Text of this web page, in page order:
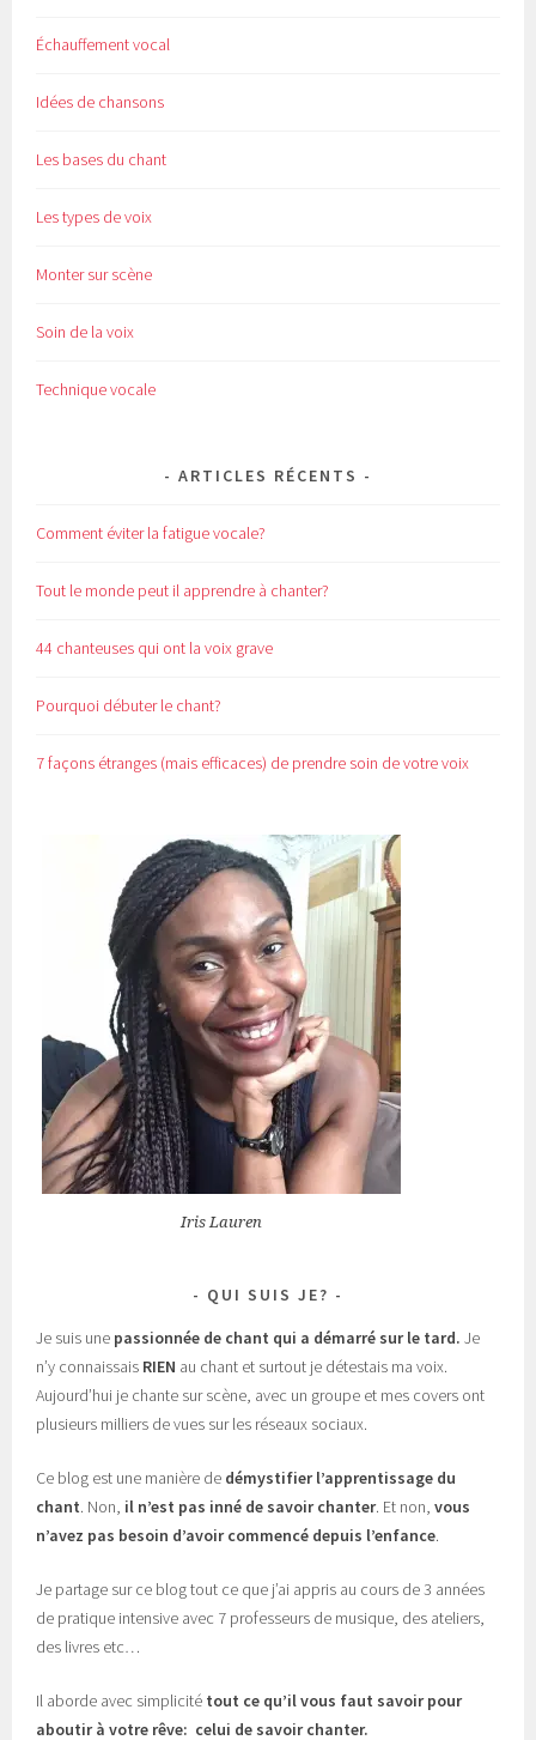
Échauffement vocal
Idées de chansons
Les bases du chant
Les types de voix
Monter sur scène
Soin de la voix
Technique vocale
ARTICLES RÉCENTS
Comment éviter la fatigue vocale?
Tout le monde peut il apprendre à chanter?
44 chanteuses qui ont la voix grave
Pourquoi débuter le chant?
7 façons étranges (mais efficaces) de prendre soin de votre voix
Iris Lauren
QUI SUIS JE?
Je suis une passionnée de chant qui a démarré sur le tard. Je
n’y connaissais RIEN au chant et surtout je détestais ma voix.
Aujourd’hui je chante sur scène, avec un groupe et mes covers ont
plusieurs milliers de vues sur les réseaux sociaux.
Ce blog est une manière de démystifier l’apprentissage du
chant. Non, il n’est pas inné de savoir chanter. Et non,vous
n’avez pas besoin d’avoir commencé depuis l’enfance.
Je partage sur ce blog tout ce que j’ai appris au cours de 3 années
de pratique intensive avec 7 professeurs de musique, des ateliers,
des livres etc…
Il aborde avec simplicité tout ce qu’il vous faut savoir pour
aboutir à votre rêve: celui de savoir chanter.